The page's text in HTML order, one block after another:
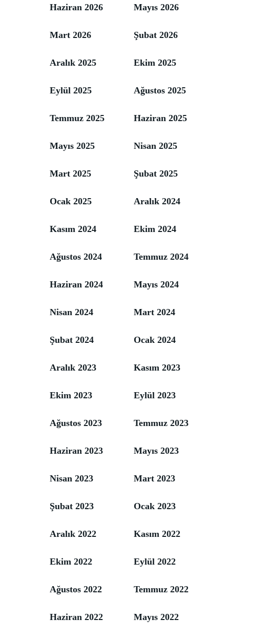
Haziran 2026 Mayıs 2026
Mart 2026 Şubat 2026
Aralık 2025 Ekim 2025
Eylül 2025 Ağustos 2025
Temmuz 2025 Haziran 2025
Mayıs 2025 Nisan 2025
Mart 2025 Şubat 2025
Ocak 2025 Aralık 2024
Kasım 2024 Ekim 2024
Ağustos 2024 Temmuz 2024
Haziran 2024 Mayıs 2024
Nisan 2024 Mart 2024
Şubat 2024 Ocak 2024
Aralık 2023 Kasım 2023
Ekim 2023 Eylül 2023
Ağustos 2023 Temmuz 2023
Haziran 2023 Mayıs 2023
Nisan 2023 Mart 2023
Şubat 2023 Ocak 2023
Aralık 2022 Kasım 2022
Ekim 2022 Eylül 2022
Ağustos 2022 Temmuz 2022
Haziran 2022 Mayıs 2022